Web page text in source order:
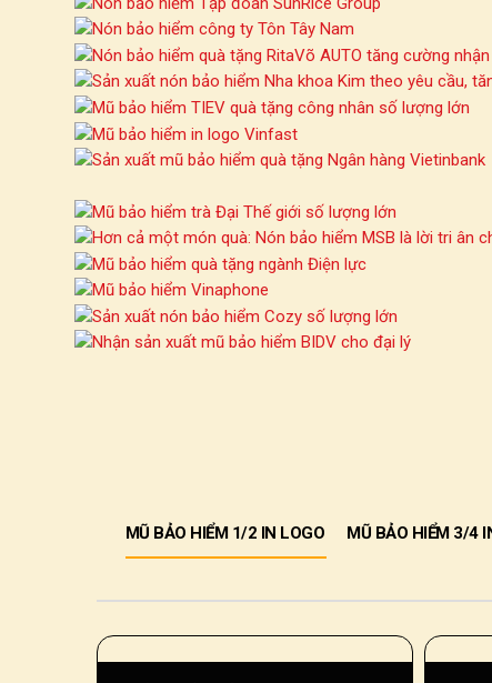
MŨ BẢO HIỂM 1/2 IN LOGO MŨ BẢO HIỂM 3/4